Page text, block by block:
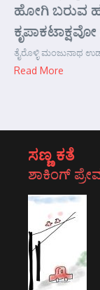
ಹೋಗಿ ಬರುವ
ಕೃಪಾಕಟಾಕ್ಷವೋ
ತೈರೊಳ್ಳಿ ಮಂಜುನಾಥ
Read More
ಸಣ್ಣ ಕತೆ
ಶಾಕಿಂಗ್